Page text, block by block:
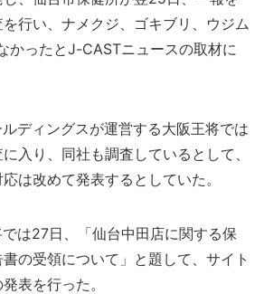
行い、ナメクジ、ゴキブリ、ウジム
かったとJ-CASTニュースの取材に
ディングスが運営する大阪王将では
入り、同社も調査しているとして、
は改めて発表するとしていた。
は27日、「仙台中田店に関する保
の受領について」と題して、サイト
表を行った。